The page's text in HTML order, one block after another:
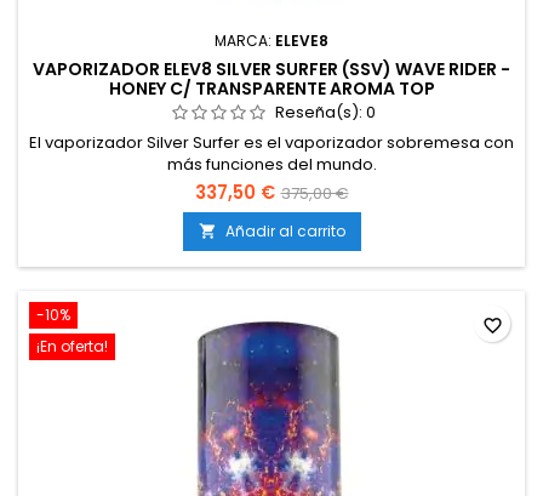
MARCA: ELEVE8
VAPORIZADOR ELEV8 SILVER SURFER (SSV) WAVE RIDER -
HONEY C/ TRANSPARENTE AROMA TOP
Reseña(s): 0
El vaporizador Silver Surfer es el vaporizador sobremesa con
más funciones del mundo.
337,50 € 375,00 €
 Añadir al carrito
-10%
¡En oferta!
favorite_border